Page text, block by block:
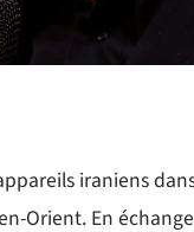
iraniens
Orient. En